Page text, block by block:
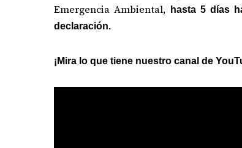
Emergencia Ambiental, hasta 5 días
declaración.
¡Mira lo que tiene nuestro canal de